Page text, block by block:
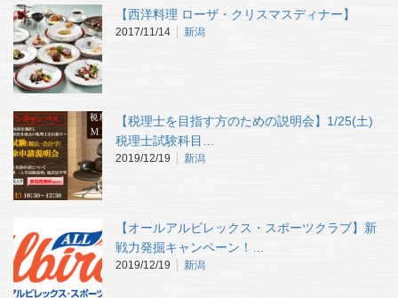
【西洋料理 ローザ・クリスマスディナー】
2017/11/14 新潟
【税理士を目指す方のための説明会】1/25(土)
税理士試験科目…
2019/12/19 新潟
【オールアルビレックス・スポーツクラブ】新
戦力発掘キャンペーン！…
2019/12/19 新潟